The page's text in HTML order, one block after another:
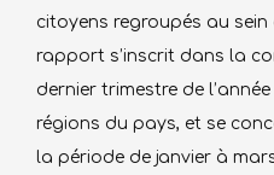
citoyens regroupés au sein
rapport s’inscrit dans la
dernier trimestre de
régions du pays, et se
la période de janvier à